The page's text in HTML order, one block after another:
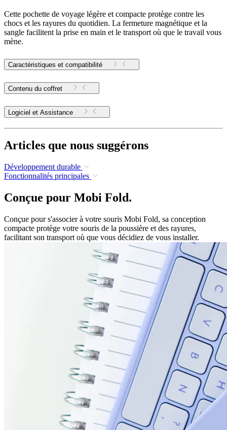
Cette pochette de voyage légère et compacte protège contre les
chocs et les rayures du quotidien. La fermeture magnétique et la
sangle facilitent la prise en main et le transport où que le travail vous
mène.
Caractéristiques et compatibilité
Contenu du coffret
Logiciel et Assistance
Articles que nous suggérons
Développement durable
Fonctionnalités principales
Conçue pour Mobi Fold.
Conçue pour s'associer à votre souris Mobi Fold, sa conception
compacte protège votre souris de la poussière et des rayures,
facilitant son transport où que vous décidiez de vous installer.